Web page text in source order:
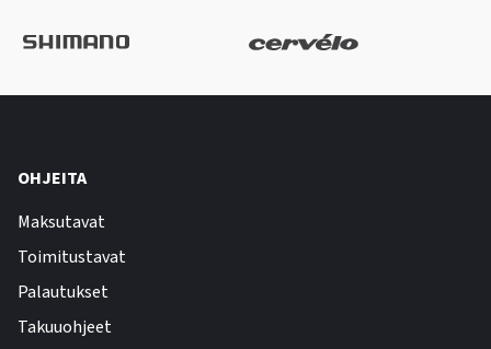
OHJEITA
Maksutavat
Toimitustavat
Palautukset
Takuuohjeet